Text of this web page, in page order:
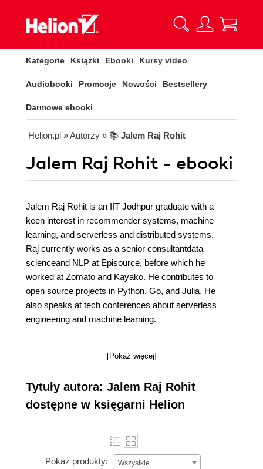
Kategorie Książki Ebooki Kursy video
Audiobooki Promocje Nowości Bestsellery
Darmowe ebooki
Helion.pl » Autorzy » 📚 Jalem Raj Rohit
Jalem Raj Rohit - ebooki
Jalem Raj Rohit is an IIT Jodhpur graduate with a
keen interest in recommender systems, machine
learning, and serverless and distributed systems.
Raj currently works as a senior consultantdata
scienceand NLP at Episource, before which he
worked at Zomato and Kayako. He contributes to
open source projects in Python, Go, and Julia. He
also speaks at tech conferences about serverless
engineering and machine learning.
[Pokaż więcej]
Tytuły autora: Jalem Raj Rohit
dostępne w księgarni Helion
Pokaż produkty: Wszystkie